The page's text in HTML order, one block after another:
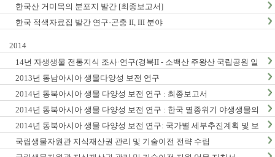
한국산 거미목의 분포지 발간 [최종보고서]
한국 적색자료집 발간 연구-곤충 II, III 분야
2014
14년 자생생물 전통지식 조사·연구(경북II - 소백산 주왕산 국립공원 일
대, 충남지역 Ⅱ - 계룡산 태안해안국립공원 일대)
2013년 동남아시아 생물다양성 보전 연구
2014년 동북아시아 생물 다양성 보전 연구 : 최종보고서
2014년 동북아시아 생물 다양성 보전 연구 : 한국 멸종위기 야생생물의
동북아시아 분포현황
2014년 동북아시아 생물 다양성 보전 연구: 국가별 세부추진계획 및 보
전정책지원 전략보고서
국립생물자원관 지식재산권 관리 및 기술이전 전략 수립